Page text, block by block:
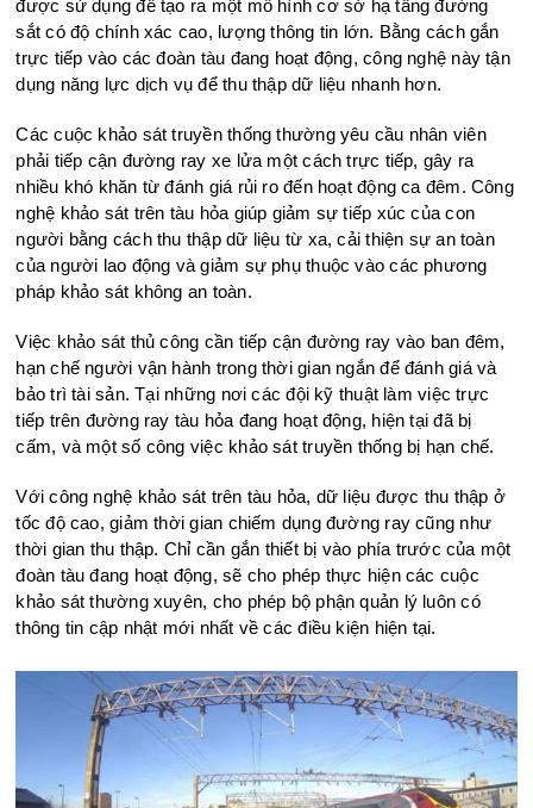
được sử dụng để tạo ra một mô hình cơ sở hạ tầng đường
sắt có độ chính xác cao, lượng thông tin lớn. Bằng cách gắn
trực tiếp vào các đoàn tàu đang hoạt động, công nghệ này tận
dụng năng lực dịch vụ để thu thập dữ liệu nhanh hơn.
Các cuộc khảo sát truyền thống thường yêu cầu nhân viên
phải tiếp cận đường ray xe lửa một cách trực tiếp, gây ra
nhiều khó khăn từ đánh giá rủi ro đến hoạt động ca đêm. Công
nghệ khảo sát trên tàu hỏa giúp giảm sự tiếp xúc của con
người bằng cách thu thập dữ liệu từ xa, cải thiện sự an toàn
của người lao động và giảm sự phụ thuộc vào các phương
pháp khảo sát không an toàn.
Việc khảo sát thủ công cần tiếp cận đường ray vào ban đêm,
hạn chế người vận hành trong thời gian ngắn để đánh giá và
bảo trì tài sản. Tại những nơi các đội kỹ thuật làm việc trực
tiếp trên đường ray tàu hỏa đang hoạt động, hiện tại đã bị
cấm, và một số công việc khảo sát truyền thống bị hạn chế.
Với công nghệ khảo sát trên tàu hỏa, dữ liệu được thu thập ở
tốc độ cao, giảm thời gian chiếm dụng đường ray cũng như
thời gian thu thập. Chỉ cần gắn thiết bị vào phía trước của một
đoàn tàu đang hoạt động, sẽ cho phép thực hiện các cuộc
khảo sát thường xuyên, cho phép bộ phận quản lý luôn có
thông tin cập nhật mới nhất về các điều kiện hiện tại.